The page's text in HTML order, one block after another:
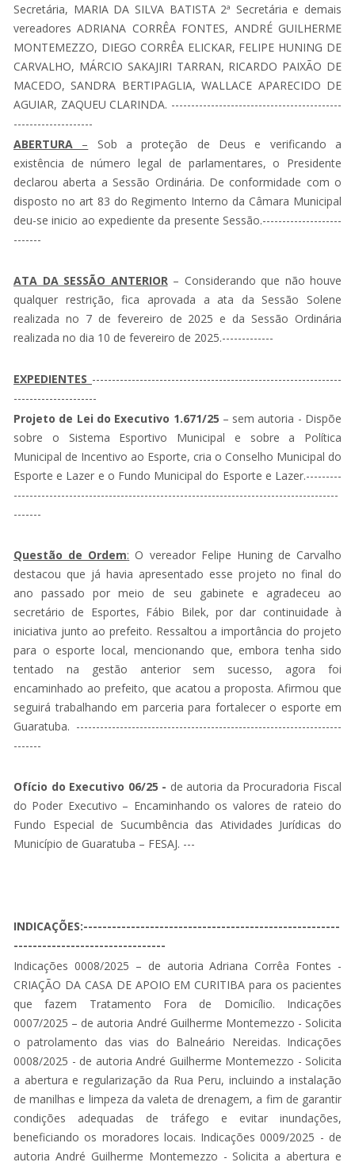
Secretária, MARIA DA SILVA BATISTA 2ª Secretária e demais
vereadores ADRIANA CORRÊA FONTES, ANDRÉ GUILHERME
MONTEMEZZO, DIEGO CORRÊA ELICKAR, FELIPE HUNING DE
CARVALHO, MÁRCIO SAKAJIRI TARRAN, RICARDO PAIXÃO DE
MACEDO, SANDRA BERTIPAGLIA, WALLACE APARECIDO DE
AGUIAR, ZAQUEU CLARINDA. -------------------------------------------
--------------------
ABERTURA – Sob a proteção de Deus e verificando a
existência de número legal de parlamentares, o Presidente
declarou aberta a Sessão Ordinária. De conformidade com o
disposto no art 83 do Regimento Interno da Câmara Municipal
deu-se inicio ao expediente da presente Sessão.--------------------
-------
ATA DA SESSÃO ANTERIOR– Considerando que não houve
qualquer restrição, fica aprovada a ata da Sessão Solene
realizada no 7 de fevereiro de 2025 e da Sessão Ordinária
realizada no dia 10 de fevereiro de 2025.-------------
EXPEDIENTES ---------------------------------------------------------------
---------------------
Projeto de Lei do Executivo 1.671/25 – sem autoria - Dispõe
sobre o Sistema Esportivo Municipal e sobre a Política
Municipal de Incentivo ao Esporte, cria o Conselho Municipal do
Esporte e Lazer e o Fundo Municipal do Esporte e Lazer.---------
----------------------------------------------------------------------------------
-------
Questão de Ordem: O vereador Felipe Huning de Carvalho
destacou que já havia apresentado esse projeto no final do
ano passado por meio de seu gabinete e agradeceu ao
secretário de Esportes, Fábio Bilek, por dar continuidade à
iniciativa junto ao prefeito. Ressaltou a importância do projeto
para o esporte local, mencionando que, embora tenha sido
tentado na gestão anterior sem sucesso, agora foi
encaminhado ao prefeito, que acatou a proposta. Afirmou que
seguirá trabalhando em parceria para fortalecer o esporte em
Guaratuba. -------------------------------------------------------------------
-------
Ofício do Executivo 06/25 - de autoria da Procuradoria Fiscal
do Poder Executivo – Encaminhando os valores de rateio do
Fundo Especial de Sucumbência das Atividades Jurídicas do
Município de Guaratuba – FESAJ. ---
INDICAÇÕES:------------------------------------------------------
--------------------------------
Indicações 0008/2025 – de autoria Adriana Corrêa Fontes -
CRIAÇÃO DA CASA DE APOIO EM CURITIBA para os pacientes
que fazem Tratamento Fora de Domicílio. Indicações
0007/2025 – de autoria André Guilherme Montemezzo - Solicita
o patrolamento das vias do Balneário Nereidas. Indicações
0008/2025 - de autoria André Guilherme Montemezzo - Solicita
a abertura e regularização da Rua Peru, incluindo a instalação
de manilhas e limpeza da valeta de drenagem, a fim de garantir
condições adequadas de tráfego e evitar inundações,
beneficiando os moradores locais. Indicações 0009/2025 - de
autoria André Guilherme Montemezzo - Solicita a abertura e